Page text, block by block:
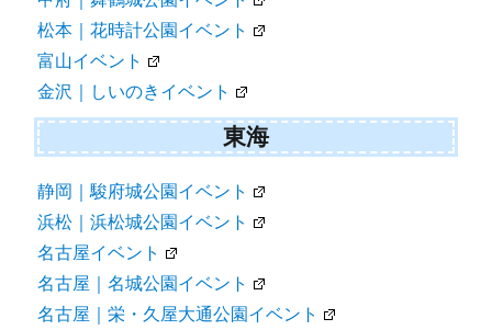
松本｜花時計公園イベント
富山イベント
金沢｜しいのきイベント
東海
静岡｜駿府城公園イベント
浜松｜浜松城公園イベント
名古屋イベント
名古屋｜名城公園イベント
名古屋｜栄・久屋大通公園イベント